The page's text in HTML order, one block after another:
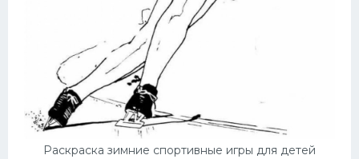
Раскраска зимние спортивные игры для детей